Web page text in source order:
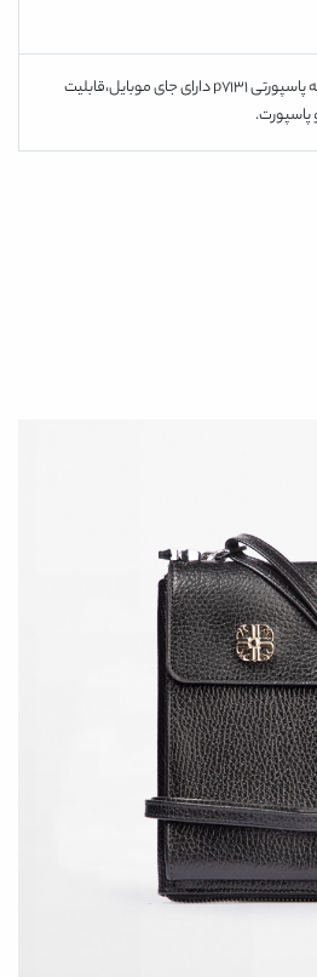
کیف چرم زنانه پاسپورتی p7131 دارای جای موبایل،قابلیت